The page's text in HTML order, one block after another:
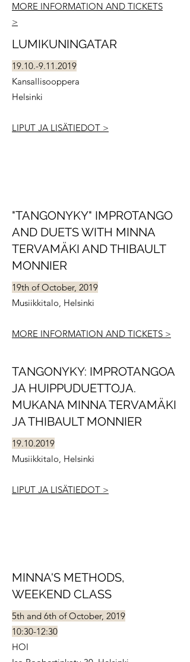
MORE INFORMATION AND TICKETS
>
LUMIKUNINGATAR
19.10.-9.11.2019
Kansallisooppera
Helsinki
LIPUT JA LISÄTIEDOT >
"TANGONYKY" IMPROTANGO
AND DUETS WITH MINNA
TERVAMÄKI AND THIBAULT
MONNIER
19th of October, 2019
Musiikkitalo, Helsinki
MORE INFORMATION AND TICKETS >
TANGONYKY: IMPROTANGOA
JA HUIPPUDUETTOJA.
MUKANA MINNA TERVAMÄKI
JA THIBAULT MONNIER
19.10.2019
Musiikkitalo, Helsinki
LIPUT JA LISÄTIEDOT >
MINNA'S METHODS,
WEEKEND CLASS
5th and 6th of October, 2019
10:30-12:30
HOI